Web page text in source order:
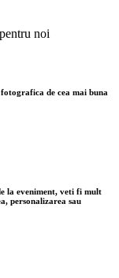
noi
de cea mai buna
la eveniment, veti fi mult
personalizarea sau